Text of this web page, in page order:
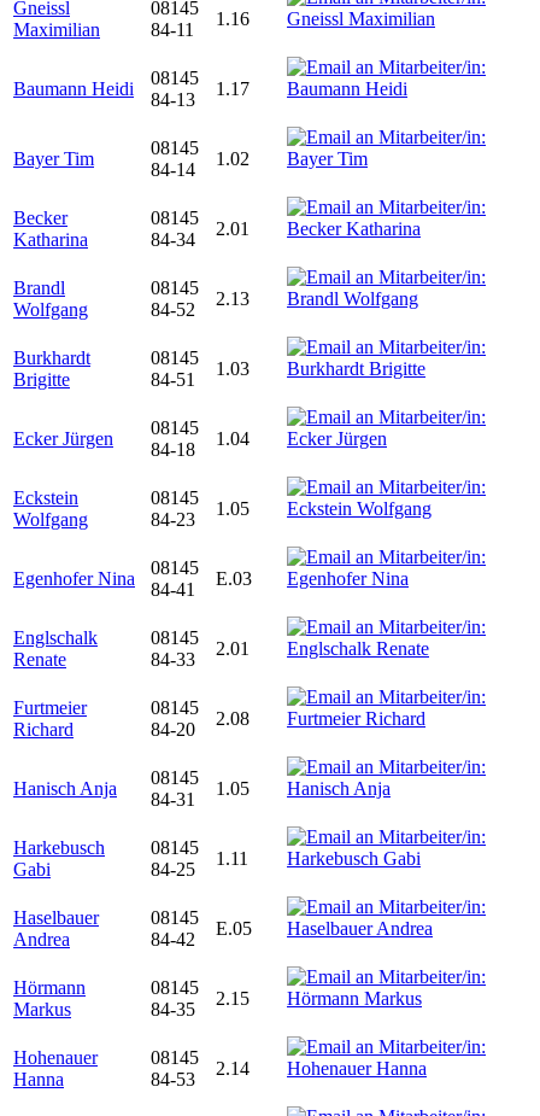
Gneissl
Maximilian
08145
84-11
1.16
Baumann Heidi
08145
84-13
1.17
Bayer Tim
08145
84-14
1.02
Becker
Katharina
08145
84-34
2.01
Brandl
Wolfgang
08145
84-52
2.13
Burkhardt
Brigitte
08145
84-51
1.03
Ecker Jürgen
08145
84-18
1.04
Eckstein
Wolfgang
08145
84-23
1.05
Egenhofer Nina
08145
84-41
E.03
Englschalk
Renate
08145
84-33
2.01
Furtmeier
Richard
08145
84-20
2.08
Hanisch Anja
08145
84-31
1.05
Harkebusch
Gabi
08145
84-25
1.11
Haselbauer
Andrea
08145
84-42
E.05
Hörmann
Markus
08145
84-35
2.15
Hohenauer
Hanna
08145
84-53
2.14